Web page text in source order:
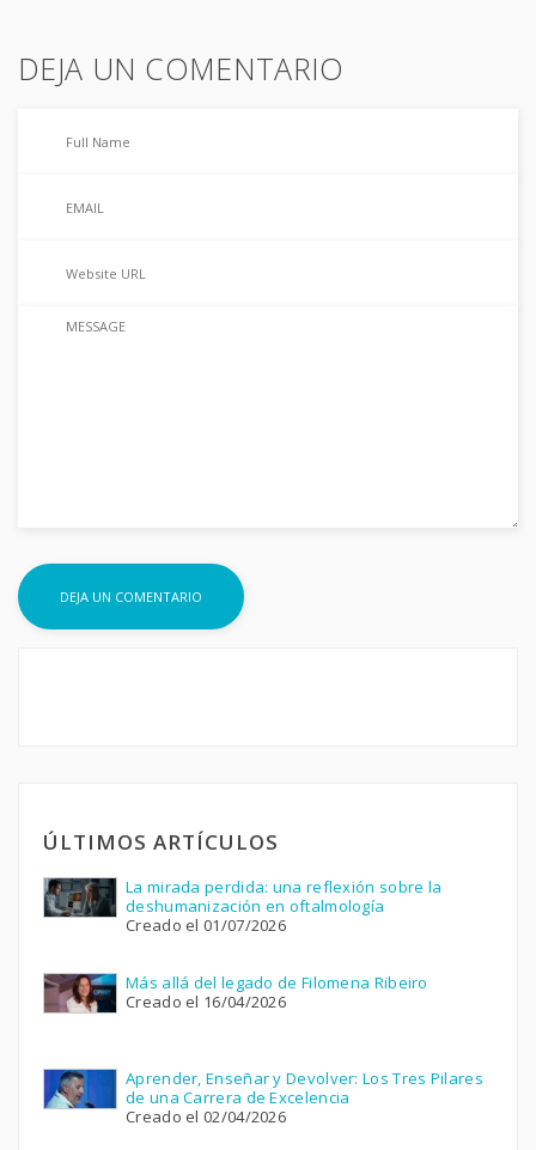
DEJA UN COMENTARIO
ÚLTIMOS ARTÍCULOS
La mirada perdida: una reflexión sobre la
deshumanización en oftalmología
Creado el 01/07/2026
Más allá del legado de Filomena Ribeiro
Creado el 16/04/2026
Aprender, Enseñar y Devolver: Los Tres Pilares
de una Carrera de Excelencia
Creado el 02/04/2026